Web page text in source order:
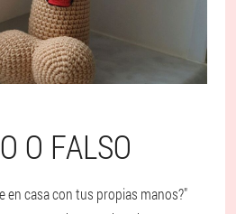
O FALSO
en casa con tus propias manos?"